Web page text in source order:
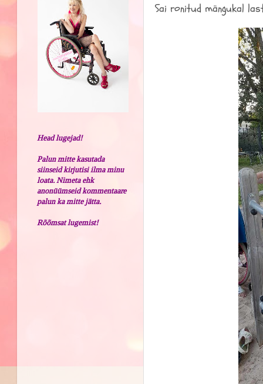
Sai ronitud mängukal
Head lugejad!
Palun mitte kasutada
siinseid kirjutisi ilma minu
loata. Nimeta ehk
anonüümseid kommentaare
palun ka mitte jätta.
Rõõmsat lugemist!